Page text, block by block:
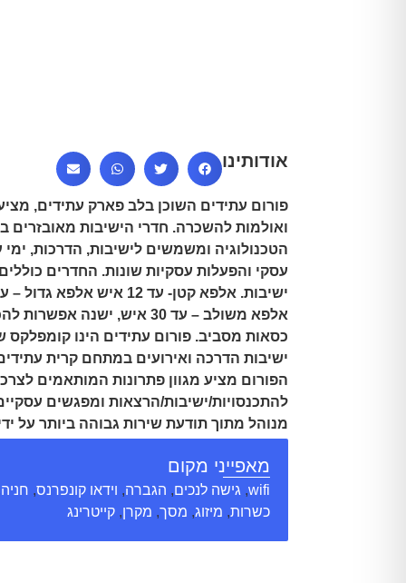
אודותינו
פורום עתידים השוכן בלב פארק עתידים,
ואולמות להשכרה. חדרי הישיבות מאובזרים
הטכנולוגיה ומשמשים לישיבות, הדרכות, ימי
עסקי והפעלות עסקיות שונות. החדרים
ישיבות. אלפא קטן- עד 12 איש
אלפא גדול – עד 18
כסאות מסביב. פורום עתידים הינו קומפלקס
ישיבות הדרכה ואירועים במתחם קרית
הפורום מציע מגוון פתרונות המותאמים
להתכנסויות/ישיבות/הרצאות ומפגשים
מנוהל מתוך תודעת שירות גבוהה ביותר על
מיומן, יעיל ואדיב המקנה חוויה ברמה אחרת.
פארק עתידים דבורה הנביאה 121
מסחרי (קומת כניסה) ת.ד. 58170 תל-אביב,
מאפייני מקום
wifi
, גישה לנכים, הגברה, וידאו קונפרנס, חניה
כשרות, מיזוג, מסך, מקרן, קייטרינג